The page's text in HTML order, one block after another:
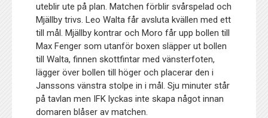
uteblir ute på plan. Matchen förblir svårspelad och
Mjällby trivs. Leo Walta får avsluta kvällen med ett
till mål. Mjällby kontrar och Moro får upp bollen till
Max Fenger som utanför boxen släpper ut bollen
till Walta, finnen skottfintar med vänsterfoten,
lägger över bollen till höger och placerar den i
Janssons vänstra stolpe in i mål. Sju minuter står
på tavlan men IFK lyckas inte skapa något innan
domaren blåser av matchen.